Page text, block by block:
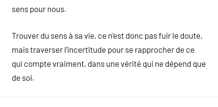
sens pour nous.
Trouver du sens à sa vie, ce n’est donc pas fuir le doute,
mais traverser l’incertitude pour se rapprocher de ce
qui compte vraiment, dans une vérité qui ne dépend que
de soi.